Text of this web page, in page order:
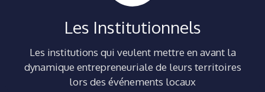
Les Institutionnels
Les institutions qui veulent mettre en avant la
dynamique entrepreneuriale de leurs territoires
lors des événements locaux